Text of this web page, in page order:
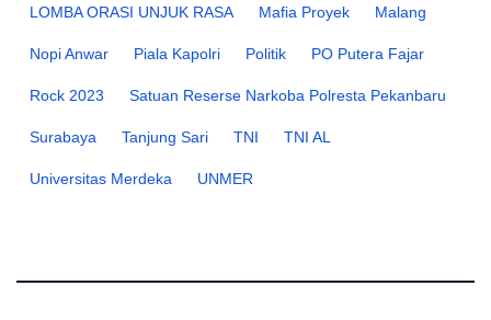
LOMBA ORASI UNJUK RASA Mafia Proyek Malang
Nopi Anwar Piala Kapolri Politik PO Putera Fajar
Rock 2023 Satuan Reserse Narkoba Polresta Pekanbaru
Surabaya Tanjung Sari TNI TNI AL
Universitas Merdeka UNMER